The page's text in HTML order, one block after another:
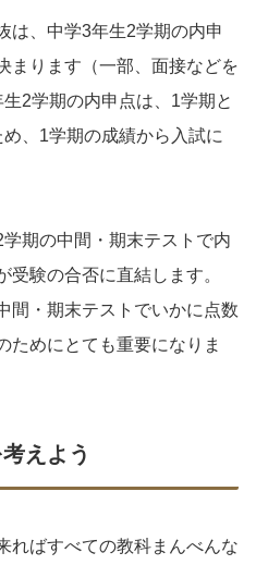
は、中学3年生2学期の内申
まります（一部、面接などを
2学期の内申点は、1学期と
、1学期の成績から入試に
期の中間・期末テストで内
験の合否に直結します。
間・期末テストでいかに点数
ためにとても重要になりま
えよう
ればすべての教科まんべんな